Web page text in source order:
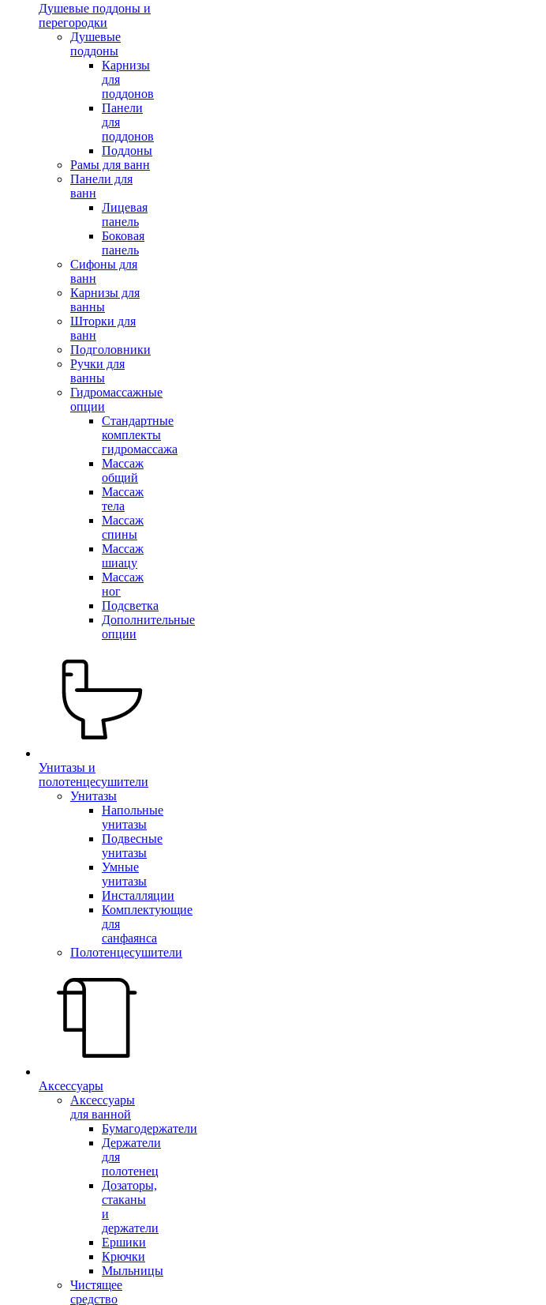
Душевые поддоны и
перегородки
Душевые
поддоны
Карнизы
для
поддонов
Панели
для
поддонов
Поддоны
Рамы для ванн
Панели для
ванн
Лицевая
панель
Боковая
панель
Сифоны для
ванн
Карнизы для
ванны
Шторки для
ванн
Подголовники
Ручки для
ванны
Гидромассажные
опции
Стандартные
комплекты
гидромассажа
Массаж
общий
Массаж
тела
Массаж
спины
Массаж
шиацу
Массаж
ног
Подсветка
Дополнительные
опции
Унитазы и
полотенцесушители
Унитазы
Напольные
унитазы
Подвесные
унитазы
Умные
унитазы
Инсталляции
Комплектующие
для
санфаянса
Полотенцесушители
Аксессуары
Аксессуары
для ванной
Бумагодержатели
Держатели
для
полотенец
Дозаторы,
стаканы
и
держатели
Ершики
Крючки
Мыльницы
Чистящее
средство